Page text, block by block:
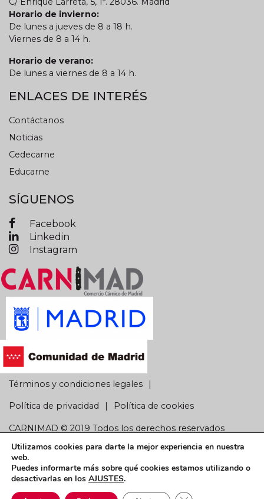
Horario de invierno:
De lunes a jueves de 8 a 18 h.
Viernes de 8 a 14 h.
Horario de verano:
De lunes a viernes de 8 a 14 h.
ENLACES DE INTERÉS
Contáctanos
Noticias
Cedecarne
Educarne
SÍGUENOS
Facebook
Linkedin
Instagram
Términos y condiciones legales
Política de privacidad Política de cookies
CARNIMAD © 2019 Todos los derechos reservados
Utilizamos cookies para darte la mejor experiencia en nuestra
web.
Puedes informarte más sobre qué cookies estamos utilizando o
desactivarlas en los AJUSTES.